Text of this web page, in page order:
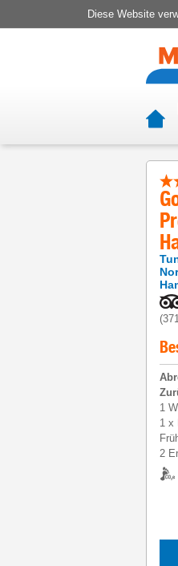
Diese Website
1
1 x
2